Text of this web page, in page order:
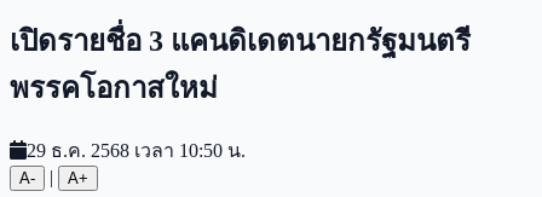
เปิดรายชื่อ 3 แคนดิเดตนายกรัฐมนตรี
พรรคโอกาสใหม่
29 ธ.ค. 2568 เวลา 10:50 น.
A- | A+